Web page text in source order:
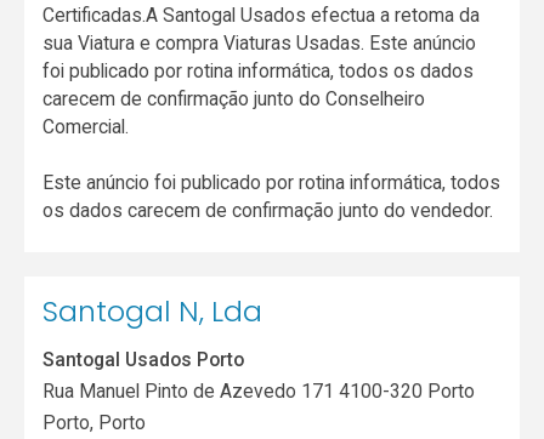
Certificadas.A Santogal Usados efectua a retoma da
sua Viatura e compra Viaturas Usadas. Este anúncio
foi publicado por rotina informática, todos os dados
carecem de confirmação junto do Conselheiro
Comercial.
Este anúncio foi publicado por rotina informática, todos
os dados carecem de confirmação junto do vendedor.
Santogal N, Lda
Santogal Usados Porto
Rua Manuel Pinto de Azevedo 171 4100-320 Porto
Porto, Porto